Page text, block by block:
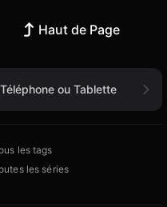
Haut de Page
ou Tablette
les tags
les séries